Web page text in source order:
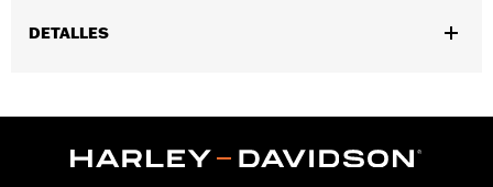
DETALLES
Pasajero y el Kit de Fijación de Estriberas del Pasajero N/P
50500769 o 50500771. Anchura del asiento: 12,75 pulgadas